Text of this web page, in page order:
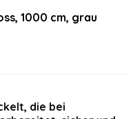
1000 cm, grau
die bei